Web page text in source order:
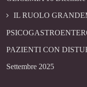
IL RUOLO
PAZIENTI CON
Settembre 2025